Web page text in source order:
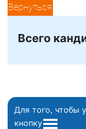
Вернуться
Всего
Для того, чтобы
кнопку